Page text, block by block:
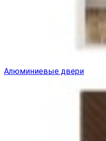
Алюминиевые двери